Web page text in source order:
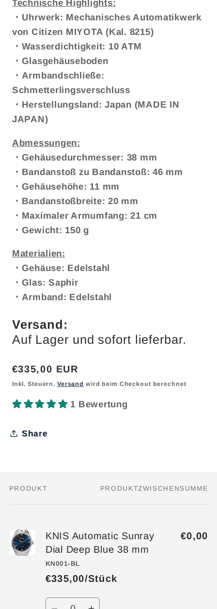
Technische Highlights:
・Uhrwerk: Mechanisches Automatikwerk
von Citizen MIYOTA (Kal. 8215)
・Wasserdichtigkeit: 10 ATM
・Glasgehäuseboden
・Armbandschließe:
Schmetterlingsverschluss
・Herstellungsland: Japan (MADE IN
JAPAN)
Abmessungen:
・Gehäusedurchmesser: 38 mm
・Bandanstoß zu Bandanstoß: 46 mm
・Gehäusehöhe: 11 mm
・Bandanstoßbreite: 20 mm
・Maximaler Armumfang: 21 cm
・Gewicht: 150 g
Materialien:
・Gehäuse: Edelstahl
・Glas: Saphir
・Armband: Edelstahl
Versand:
Auf Lager und sofort lieferbar.
Normaler
Preis
€335,00 EUR
Inkl. Steuern. Versand wird beim Checkout berechnet
1 Bewertung
Share
Dein
PRODUKT PRODUKTZWISCHENSUMME
KNIS Automatic Sunray
Dial Deep Blue 38 mm
KN001-BL
€335,00/Stück
€0,00
Anzahl